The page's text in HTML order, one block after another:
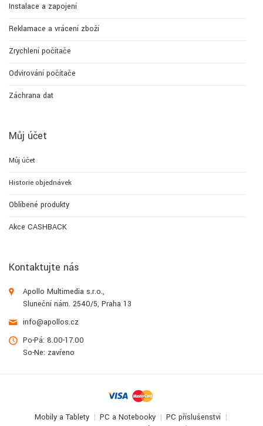
Instalace a zapojení
Reklamace a vrácení zboží
Zrychlení počítače
Odvirování počítače
Záchrana dat
Můj účet
Můj účet
Historie objednávek
Oblíbené produkty
Akce CASHBACK
Kontaktujte nás
Apollo Multimedia s.r.o.,
Sluneční nám. 2540/5, Praha 13
info@apollos.cz
Po-Pá: 8.00-17.00
So-Ne: zavřeno
Mobily a Tablety PC a Notebooky
PC příslušenství